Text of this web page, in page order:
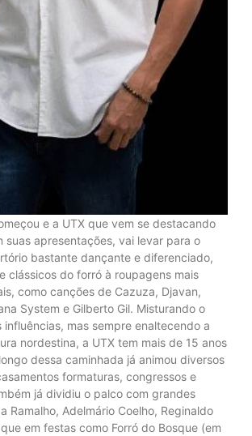
e a UTX que vem se destacando
suas apresentações, vai levar para o
bastante dançante e diferenciado,
clássicos do forró à roupagens mais
como canções de Cazuza, Djavan,
System e Gilberto Gil. Misturando o
mas sempre enaltecendo a
nordestina, a UTX tem mais de 15 anos
dessa caminhada já animou diversos
formaturas, congressos e
já dividiu o palco com grandes
Ramalho, Adelmário Coelho, Reginaldo
em festas como Forró do Bosque (em